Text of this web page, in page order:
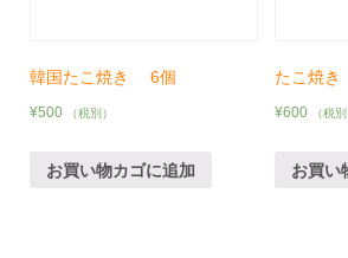
韓国たこ焼き 6個
¥500 （税別）
お買い物カゴに追加
たこ焼
¥600 （税別
お買い